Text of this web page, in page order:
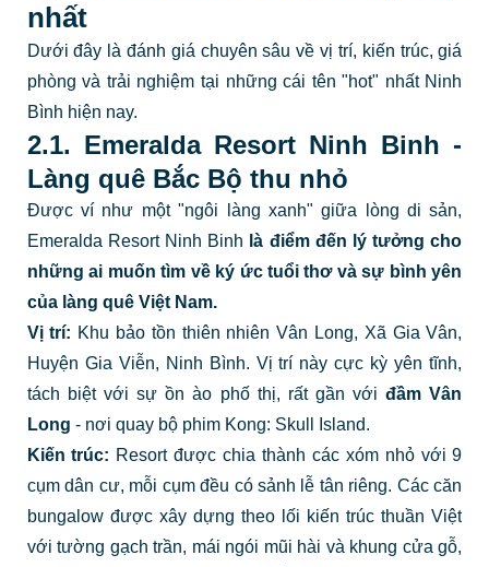
nhất
Dưới đây là đánh giá chuyên sâu về vị trí, kiến trúc, giá
phòng và trải nghiệm tại những cái tên "hot" nhất Ninh
Bình hiện nay.
2.1. Emeralda Resort Ninh Binh -
Làng quê Bắc Bộ thu nhỏ
Được ví như một "ngôi làng xanh" giữa lòng di sản,
Emeralda Resort Ninh Binh là điểm đến lý tưởng cho
những ai muốn tìm về ký ức tuổi thơ và sự bình yên
của làng quê Việt Nam.
Vị trí: Khu bảo tồn thiên nhiên Vân Long, Xã Gia Vân,
Huyện Gia Viễn, Ninh Bình. Vị trí này cực kỳ yên tĩnh,
tách biệt với sự ồn ào phố thị, rất gần vớiđầm Vân
Long - nơi quay bộ phim Kong: Skull Island.
Kiến trúc: Resort được chia thành các xóm nhỏ với 9
cụm dân cư, mỗi cụm đều có sảnh lễ tân riêng. Các căn
bungalow được xây dựng theo lối kiến trúc thuần Việt
với tường gạch trần, mái ngói mũi hài và khung cửa gỗ,